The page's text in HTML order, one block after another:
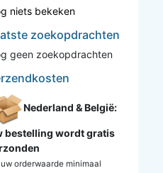
niets bekeken
zoekopdrachten
geen zoekopdrachten
Nederland & België:
bestelling wordt gratis
orderwaarde minimaal